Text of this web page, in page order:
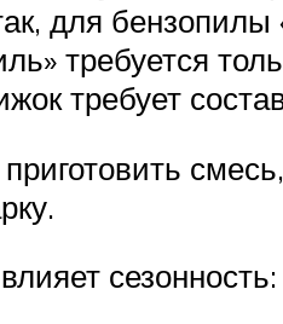
для бензопилы
требуется
требует
сезонность: